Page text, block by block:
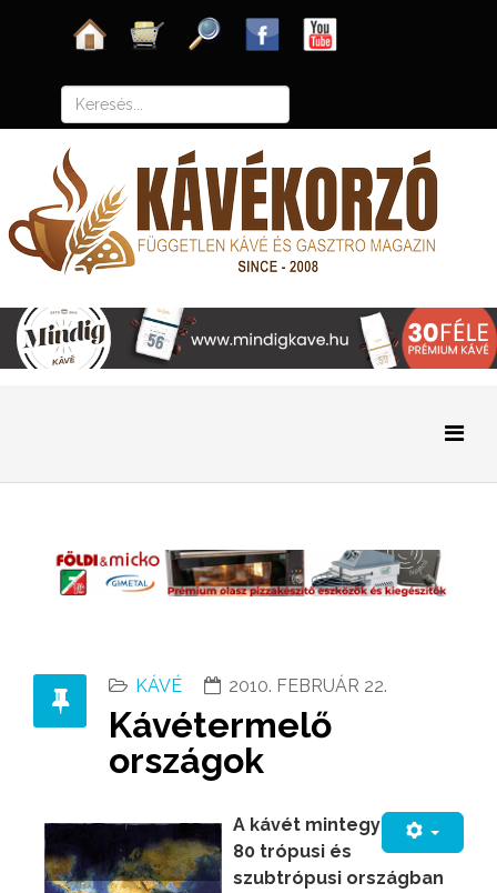
KÁVÉ 2010. FEBRUÁR 22.
Kávétermelő
országok
A kávét mintegy
80 trópusi és
szubtrópusi országban